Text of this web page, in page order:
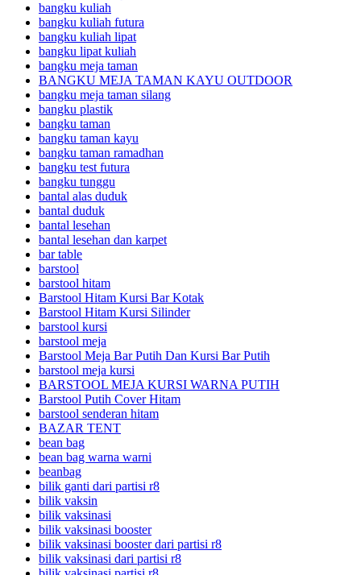
bangku kuliah
bangku kuliah futura
bangku kuliah lipat
bangku lipat kuliah
bangku meja taman
BANGKU MEJA TAMAN KAYU OUTDOOR
bangku meja taman silang
bangku plastik
bangku taman
bangku taman kayu
bangku taman ramadhan
bangku test futura
bangku tunggu
bantal alas duduk
bantal duduk
bantal lesehan
bantal lesehan dan karpet
bar table
barstool
barstool hitam
Barstool Hitam Kursi Bar Kotak
Barstool Hitam Kursi Silinder
barstool kursi
barstool meja
Barstool Meja Bar Putih Dan Kursi Bar Putih
barstool meja kursi
BARSTOOL MEJA KURSI WARNA PUTIH
Barstool Putih Cover Hitam
barstool senderan hitam
BAZAR TENT
bean bag
bean bag warna warni
beanbag
bilik ganti dari partisi r8
bilik vaksin
bilik vaksinasi
bilik vaksinasi booster
bilik vaksinasi booster dari partisi r8
bilik vaksinasi dari partisi r8